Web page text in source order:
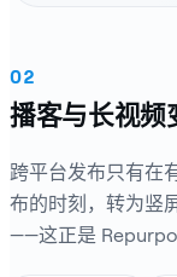
02
播客与长视频
跨平台发布只有在
布的时刻，转为竖
——这正是